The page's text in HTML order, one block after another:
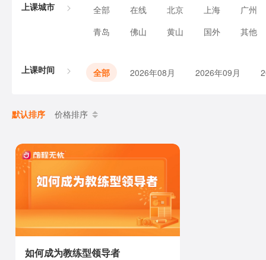
上课城市 全部 在线 北京 上海
广州
青岛
佛山 黄山 国外 其他
上课时间 全部 2026年08月 2026年09月
默认排序 价格排序
如何成为教练型领导者